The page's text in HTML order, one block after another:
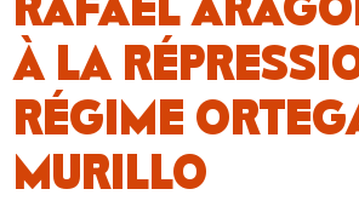
À LA
RÉGIME
MURILLO